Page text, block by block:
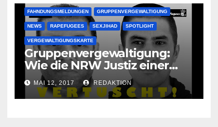
FAHNDUNGSMELDUNGEN GRUPPENVERGEWALTIGUNG
NEWS RAPEFUGEES SEXJIHAD SPOTLIGHT
VERGEWALTIGUNGSKARTE
Gruppenvergewaltigung:
Wie die NRW Justiz einer
Lokalzeitung verbietet diese
Bilder zu veröffentlichen
MAI 12, 2017 REDAKTION